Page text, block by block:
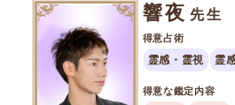
響夜 先生
得意占術
霊感・霊視 霊
得意な鑑定内容